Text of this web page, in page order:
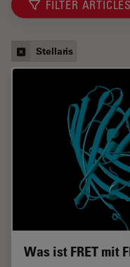
FILTER ARTICLES
Stellaris
Was ist FRET mit